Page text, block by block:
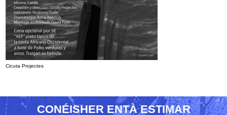
Cicuta Projectes
CONÉISHER ENTÀ ESTIMAR